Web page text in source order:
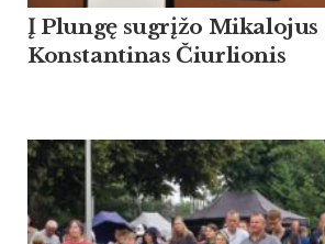
Į Plungę sugrįžo Mikalojus
Konstantinas Čiurlionis